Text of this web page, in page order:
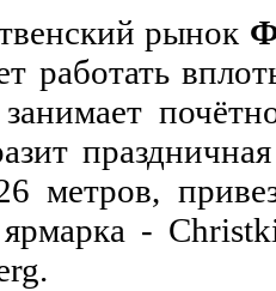
рынок
работать
метров,
ярмарка -